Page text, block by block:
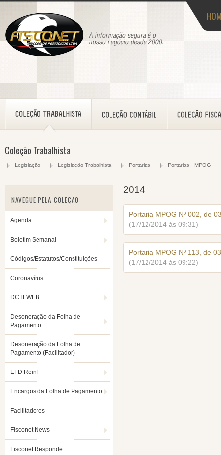
Coleção Trabalhista
Legislação Legislação Trabalhista Portarias Portarias - MPOG
NAVEGUE PELA COLEÇÃO
Agenda
Boletim Semanal
Códigos/Estatutos/Constituições
Coronavírus
DCTFWEB
Desoneração da Folha de
Pagamento
Desoneração da Folha de
Pagamento (Facilitador)
EFD Reinf
Encargos da Folha de Pagamento
Facilitadores
Fisconet News
Fisconet Responde
2014
Portaria MPOG Nº 002, de
(17/12/2014 ás 09:31)
Portaria MPOG Nº 113, de
(17/12/2014 ás 09:22)